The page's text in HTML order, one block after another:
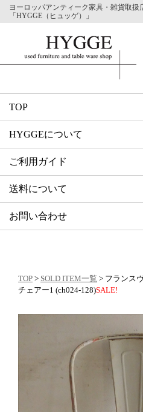
ヨーロッパアンティーク家具・雑貨取
「HYGGE（ヒュッゲ）」
TOP
HYGGEについて
ご利用ガイド
送料について
お問い合わせ
TOP > SOLD ITEM一覧 > フランス
チェアー1 (ch024-128)SALE!